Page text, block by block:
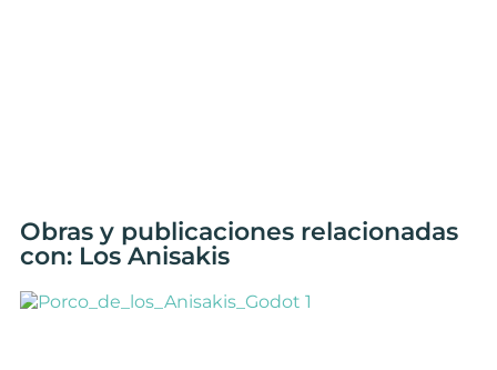
Obras y publicaciones relacionadas
con: Los Anisakis